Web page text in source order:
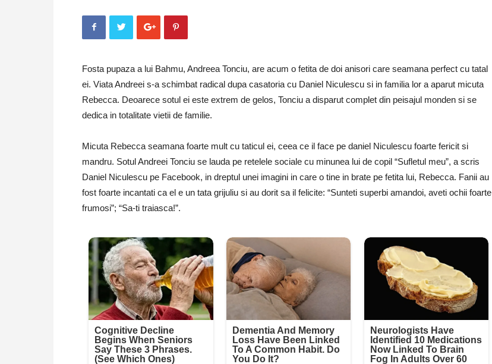
Fosta pupaza a lui Bahmu, Andreea Tonciu, are acum o fetita de doi anisori care seamana perfect cu tatal
ei. Viata Andreei s-a schimbat radical dupa casatoria cu Daniel Niculescu si in familia lor a aparut micuta
Rebecca. Deoarece sotul ei este extrem de gelos, Tonciu a disparut complet din peisajul monden si se
dedica in totalitate vietii de familie.
Micuta Rebecca seamana foarte mult cu taticul ei, ceea ce il face pe daniel Niculescu foarte fericit si
mandru. Sotul Andreei Tonciu se lauda pe retelele sociale cu minunea lui de copil “Sufletul meu”, a scris
Daniel Niculescu pe Facebook, in dreptul unei imagini in care o tine in brate pe fetita lui, Rebecca. Fanii au
fost foarte incantati ca el e un tata grijuliu si au dorit sa il felicite: “Sunteti superbi amandoi, aveti ochii foarte
frumosi”; “Sa-ti traiasca!”.